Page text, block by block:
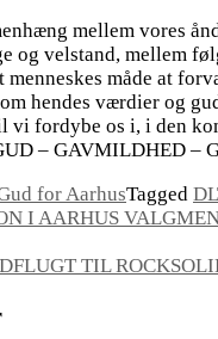
mellem vores
og velstand, mellem
måde at
hendes værdier og
vi fordybe os i, i den
– GAVMILDHED –
for AarhusTagged
I AARHUS
TIL